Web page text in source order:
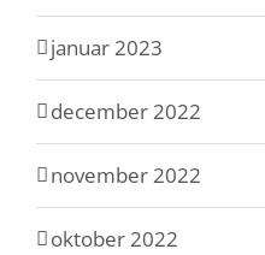
januar 2023
december 2022
november 2022
oktober 2022